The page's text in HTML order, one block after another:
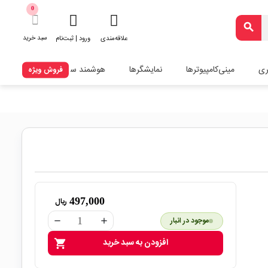
search
علاقه‌مندی ورود | ثبت‌نام
0
سبد خرید
مینی‌کامپیوترها نمایشگرها هوشمند سازیفروش ویژه
497,000 ریال
remove add موجود در انبار
shopping_cart افزودن به سبد خرید